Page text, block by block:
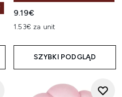
9.19€
1.53€ za unit
SZYBKI PODGLĄD